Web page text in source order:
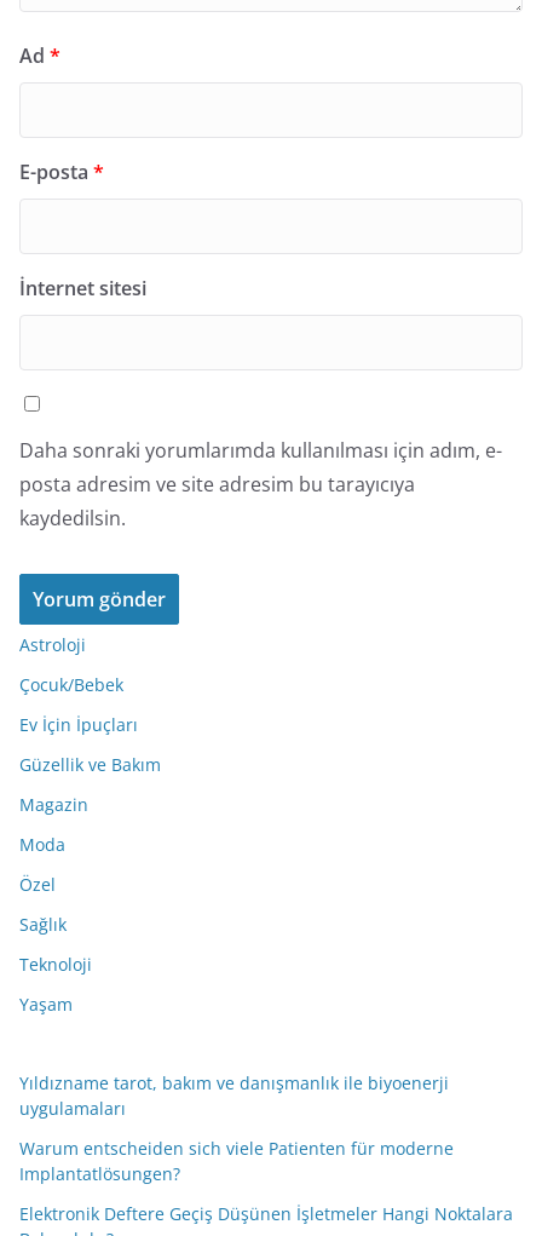
Ad *
E-posta *
İnternet sitesi
Daha sonraki yorumlarımda kullanılması için adım, e-
posta adresim ve site adresim bu tarayıcıya
kaydedilsin.
Astroloji
Çocuk/Bebek
Ev İçin İpuçları
Güzellik ve Bakım
Magazin
Moda
Özel
Sağlık
Teknoloji
Yaşam
Yıldızname tarot, bakım ve danışmanlık ile biyoenerji
uygulamaları
Warum entscheiden sich viele Patienten für moderne
Implantatlösungen?
Elektronik Deftere Geçiş Düşünen İşletmeler Hangi Noktalara